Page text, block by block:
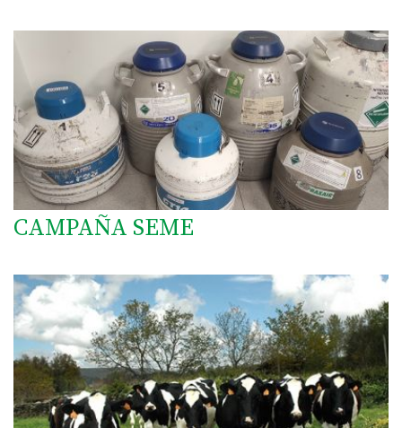
CAMPAÑA SEME